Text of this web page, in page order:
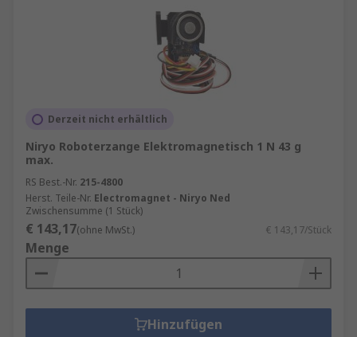
Derzeit nicht erhältlich
Niryo Roboterzange Elektromagnetisch 1 N 43 g
max.
RS Best.-Nr. 215-4800
Herst. Teile-Nr. Electromagnet - Niryo Ned
Zwischensumme (1 Stück)
€ 143,17(ohne MwSt.) € 143,17/Stück
Menge
Hinzufügen